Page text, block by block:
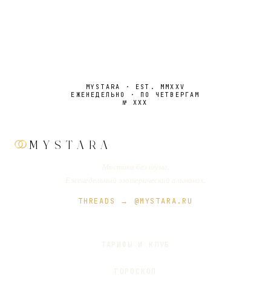
MYSTARA · EST. MMXXV
ЕЖЕНЕДЕЛЬНО · ПО ЧЕТВЕРГАМ
№ XXX
MYSTARA
THREADS → @MYSTARA.RU
ТАРИФЫ И КЛУБ
ГОРОСКОП